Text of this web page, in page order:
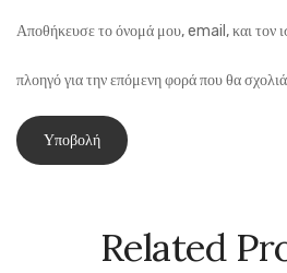
Αποθήκευσε το όνομά μου, email, και τον
πλοηγό για την επόμενη φορά που θα
Related